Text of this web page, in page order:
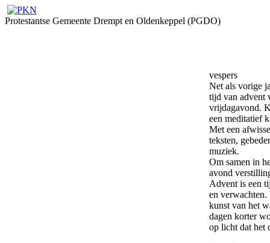
Protestantse Gemeente Drempt en Oldenkeppel (PGDO)
vespers
Net als vorige
tijd van advent
vrijdagavond.
een meditatief
Met een
teksten,
muziek.
Om samen in
avond
Advent is een
en verwachten.
kunst van het
dagen korter
op licht dat het